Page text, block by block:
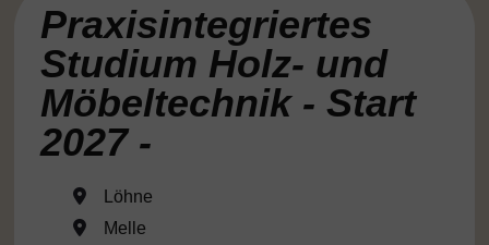
Praxisintegriertes
Studium Holz- und
Möbeltechnik - Start
2027 -
Löhne
Melle